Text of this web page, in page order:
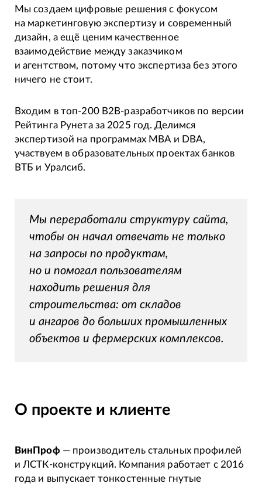
Мы создаем цифровые решения с фокусом
на маркетинговую экспертизу и современный
дизайн, а ещё ценим качественное
взаимодействие между заказчиком
и агентством, потому что экспертиза без этого
ничего не стоит.
Входим в топ-200 B2B-разработчиков по версии
Рейтинга Рунета за 2025 год. Делимся
экспертизой на программах MBA и DBA,
участвуем в образовательных проектах банков
ВТБ и Уралсиб.
Мы переработали структуру сайта,
чтобы он начал отвечать не только
на запросы по продуктам,
но и помогал пользователям
находить решения для
строительства: от складов
и ангаров до больших промышленных
объектов и фермерских комплексов.
О проекте и клиенте
ВинПроф— производитель стальных профилей
и ЛСТК-конструкций. Компания работает с 2016
года и выпускает тонкостенные гнутые